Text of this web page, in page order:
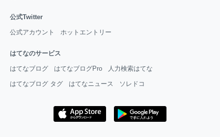
公式Twitter
公式アカウント ホットエントリー
はてなのサービス
はてなブログ はてなブログPro 人力検索はてな
はてなブログ タグ はてなニュース ソレドコ